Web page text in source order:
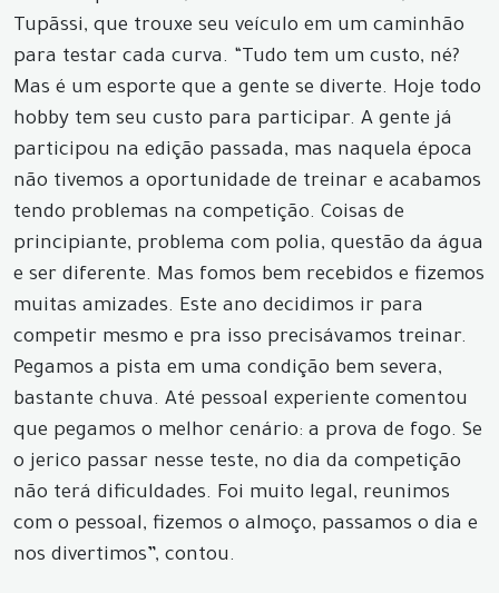
Tupãssi, que trouxe seu veículo em um caminhão
para testar cada curva. “Tudo tem um custo, né?
Mas é um esporte que a gente se diverte. Hoje todo
hobby tem seu custo para participar. A gente já
participou na edição passada, mas naquela época
não tivemos a oportunidade de treinar e acabamos
tendo problemas na competição. Coisas de
principiante, problema com polia, questão da água
e ser diferente. Mas fomos bem recebidos e fizemos
muitas amizades. Este ano decidimos ir para
competir mesmo e pra isso precisávamos treinar.
Pegamos a pista em uma condição bem severa,
bastante chuva. Até pessoal experiente comentou
que pegamos o melhor cenário: a prova de fogo. Se
o jerico passar nesse teste, no dia da competição
não terá dificuldades. Foi muito legal, reunimos
com o pessoal, fizemos o almoço, passamos o dia e
nos divertimos”, contou.